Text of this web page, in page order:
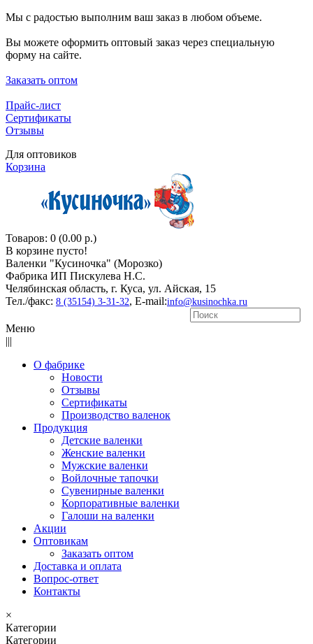
Мы с радостью выполним ваш заказ в любом объеме.
Вы можете оформить оптовый заказ через специальную
форму на сайте.
Заказать оптом
Прайс-лист
Сертификаты
Отзывы
Для оптовиков
Корзина
Товаров: 0 (0.00 р.)
В корзине пусто!
Валенки "Кусиночкa" (Морозко)
Фабрика ИП Пискулева Н.С.
Челябинская область, г. Куса, ул. Айская, 15
Тел./факс: 8 (35154) 3-31-32, E-mail:info@kusinochka.ru
Меню
|||
О фабрике
Новости
Отзывы
Сертификаты
Производство валенок
Продукция
Детские валенки
Женские валенки
Мужские валенки
Войлочные тапочки
Сувенирные валенки
Корпоративные валенки
Галоши на валенки
Акции
Оптовикам
Заказать оптом
Доставка и оплата
Вопрос-ответ
Контакты
×
Категории
Категории